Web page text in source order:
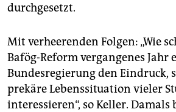
durchgesetzt.
Mit verheerenden Folgen: „Wie
Bafög-Reform vergangenes Jahr
Bundesregierung den Eindruck,
prekäre Lebenssituation vieler
interessieren“, so Keller.